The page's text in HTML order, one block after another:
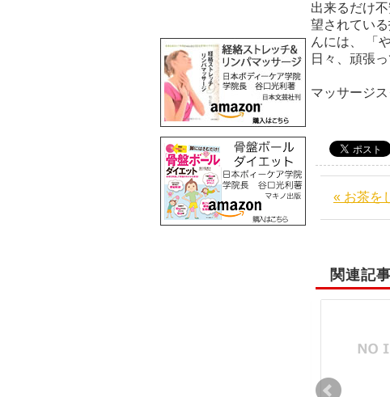
出来るだけ
望されてい
んには、 「
日
阪
マッサージ
« お茶を
関連記事